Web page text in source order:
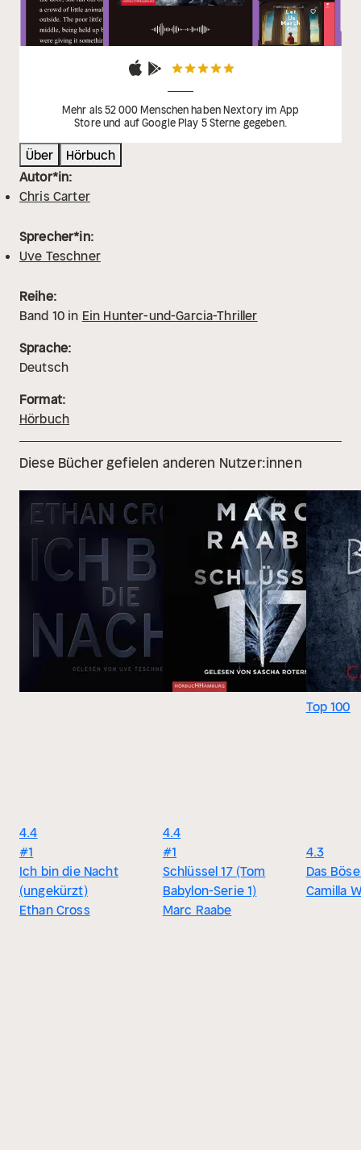
Mehr als 52 000 Menschen haben Nextory im App
Store und auf Google Play 5 Sterne gegeben.
Über
Hörbuch
Autor*in:
Chris Carter
Sprecher*in:
Uve Teschner
Reihe:
Band 10 in Ein Hunter-und-Garcia-Thriller
Sprache:
Deutsch
Format:
Hörbuch
Diese Bücher gefielen anderen Nutzer:innen
4.4
#1
Ich bin die Nacht
(ungekürzt)
Ethan Cross
4.4
#1
Schlüssel 17 (Tom
Babylon-Serie 1)
Marc Raabe
Top 100
4.3
Das
Camilla